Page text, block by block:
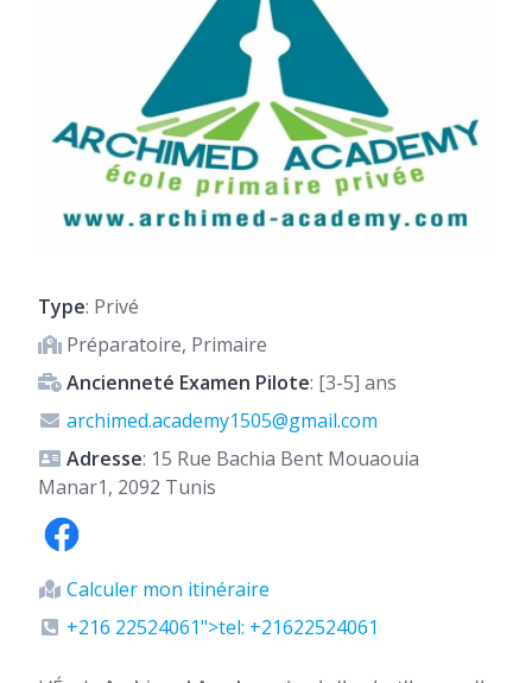
Type: Privé
Préparatoire, Primaire
Ancienneté Examen Pilote: [3-5] ans
archimed.academy1505@gmail.com
Adresse: 15 Rue Bachia Bent Mouaouia
Manar1, 2092 Tunis
Calculer mon itinéraire
+216 22524061">tel: +21622524061